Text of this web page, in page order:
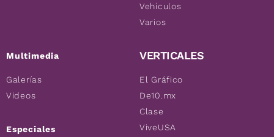
Multimedia
Galerías
Videos
Especiales
Vehículos
Varios
VERTICALES
El Gráfico
De10.mx
Clase
ViveUSA